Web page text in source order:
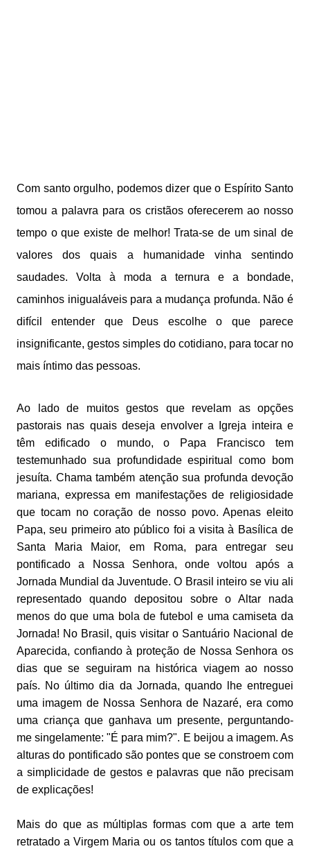
Com santo orgulho, podemos dizer que o Espírito Santo
tomou a palavra para os cristãos oferecerem ao nosso
tempo o que existe de melhor! Trata-se de um sinal de
valores dos quais a humanidade vinha sentindo
saudades. Volta à moda a ternura e a bondade,
caminhos inigualáveis para a mudança profunda. Não é
difícil entender que Deus escolhe o que parece
insignificante, gestos simples do cotidiano, para tocar no
mais íntimo das pessoas.
Ao lado de muitos gestos que revelam as opções
pastorais nas quais deseja envolver a Igreja inteira e
têm edificado o mundo, o Papa Francisco tem
testemunhado sua profundidade espiritual como bom
jesuíta. Chama também atenção sua profunda devoção
mariana, expressa em manifestações de religiosidade
que tocam no coração de nosso povo. Apenas eleito
Papa, seu primeiro ato público foi a visita à Basílica de
Santa Maria Maior, em Roma, para entregar seu
pontificado a Nossa Senhora, onde voltou após a
Jornada Mundial da Juventude. O Brasil inteiro se viu ali
representado quando depositou sobre o Altar nada
menos do que uma bola de futebol e uma camiseta da
Jornada! No Brasil, quis visitar o Santuário Nacional de
Aparecida, confiando à proteção de Nossa Senhora os
dias que se seguiram na histórica viagem ao nosso
país. No último dia da Jornada, quando lhe entreguei
uma imagem de Nossa Senhora de Nazaré, era como
uma criança que ganhava um presente, perguntando-
me singelamente: "É para mim?". E beijou a imagem. As
alturas do pontificado são pontes que se constroem com
a simplicidade de gestos e palavras que não precisam
de explicações!
Mais do que as múltiplas formas com que a arte tem
retratado a Virgem Maria ou os tantos títulos com que a